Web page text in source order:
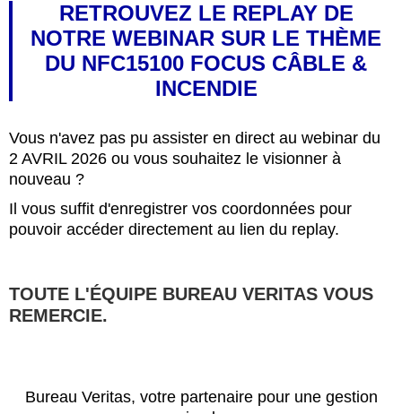
RETROUVEZ LE REPLAY DE
NOTRE WEBINAR SUR LE THÈME
DU NFC15100 FOCUS CÂBLE &
INCENDIE
Vous n'avez pas pu assister en direct au webinar du
2 AVRIL 2026 ou vous souhaitez le visionner à
nouveau ?
Il vous suffit d'enregistrer vos coordonnées pour
pouvoir accéder directement au lien du replay.
TOUTE L'ÉQUIPE BUREAU VERITAS VOUS
REMERCIE.
Bureau Veritas, votre partenaire pour une gestion